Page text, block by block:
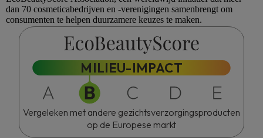
dan 70 cosmeticabedrijven en -verenigingen samenbrengt om
consumenten te helpen duurzamere keuzes te maken.
MILIEU-IMPACT
Vergeleken met andere gezichtsverzorgingsproducten
op de Europese markt